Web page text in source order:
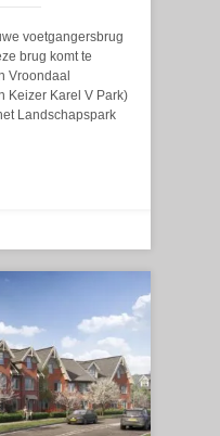
voetgangersbrug
brug komt te
Vroondaal
Keizer Karel V Park)
Landschapspark